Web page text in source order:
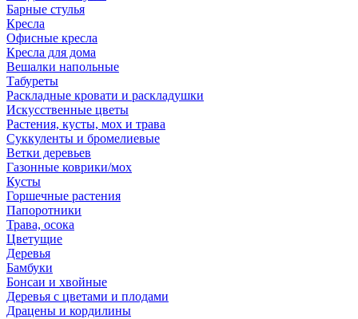
Барные стулья
Кресла
Офисные кресла
Кресла для дома
Вешалки напольные
Табуреты
Раскладные кровати и раскладушки
Искусственные цветы
Растения, кусты, мох и трава
Суккуленты и бромелиевые
Ветки деревьев
Газонные коврики/мох
Кусты
Горшечные растения
Папоротники
Трава, осока
Цветущие
Деревья
Бамбуки
Бонсаи и хвойные
Деревья с цветами и плодами
Драцены и кордилины